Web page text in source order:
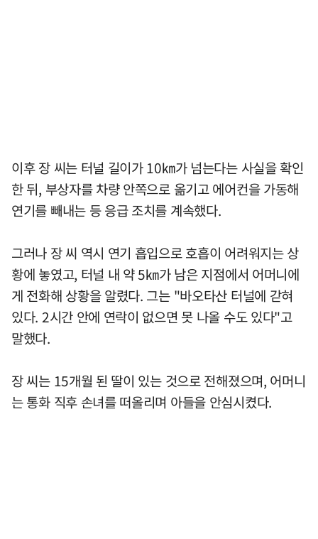
이후 장 씨는 터널 길이가 10㎞가 넘는다는 사실을 확인
한 뒤, 부상자를 차량 안쪽으로 옮기고 에어컨을 가동해
연기를 빼내는 등 응급 조치를 계속했다.
그러나 장 씨 역시 연기 흡입으로 호흡이 어려워지는 상
황에 놓였고, 터널 내 약 5㎞가 남은 지점에서 어머니에
게 전화해 상황을 알렸다. 그는 "바오타산 터널에 갇혀
있다. 2시간 안에 연락이 없으면 못 나올 수도 있다"고
말했다.
장 씨는 15개월 된 딸이 있는 것으로 전해졌으며, 어머니
는 통화 직후 손녀를 떠올리며 아들을 안심시켰다.